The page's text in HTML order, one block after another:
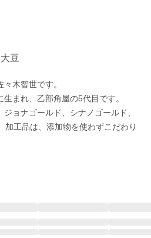
豆
木智世です。
まれ、乙部角屋の5代目です。
ョナゴールド、シナノゴールド、
加工品は、添加物を使わずこだわり